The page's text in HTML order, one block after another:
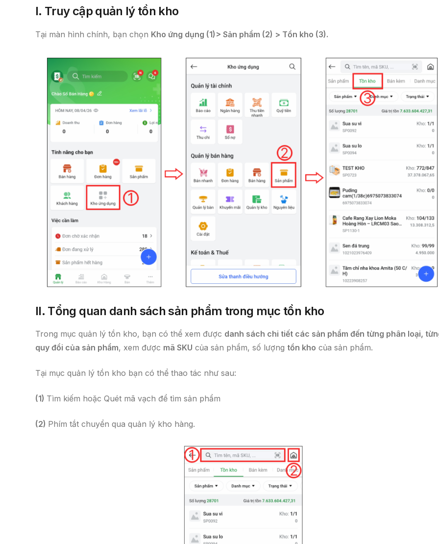
I. Truy cập quản lý tồn kho
Tại màn hình chính, bạn chọn Kho ứng dụng (1)> Sản phẩm (2) > Tồn kho (3).
II. Tổng quan danh sách sản phẩm trong mục tồn kho
Trong mục quản lý tồn kho, bạn có thể xem được danh sách chi tiết các sản phẩm đến từng phân loại,
quy đổi của sản phẩm, xem được mã SKU của sản phẩm, số lượng tồn kho của sản phẩm.
Tại mục quản lý tồn kho bạn có thể thao tác như sau:
(1) Tìm kiếm hoặc Quét mã vạch để tìm sản phẩm
(2) Phím tắt chuyển qua quản lý kho hàng.